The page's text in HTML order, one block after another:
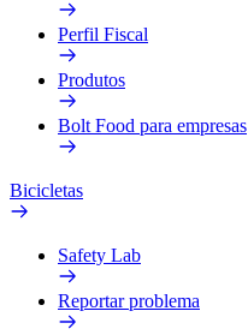
Perfil Fiscal
Produtos
Bolt Food para empresas
Bicicletas
Safety Lab
Reportar problema